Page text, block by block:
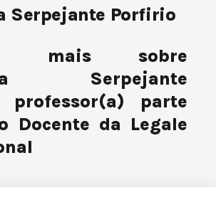
Serpejante Porfirio
mais sobre
Serpejante
professor(a) parte
Docente da Legale